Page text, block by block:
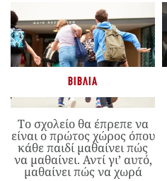
ΒΙΒΛΊΑ
Το σχολείο θα έπρεπε να
είναι ο πρώτος χώρος όπου
κάθε παιδί μαθαίνει πώς
να μαθαίνει. Αντί γι’ αυτό,
μαθαίνει πώς να χωρά